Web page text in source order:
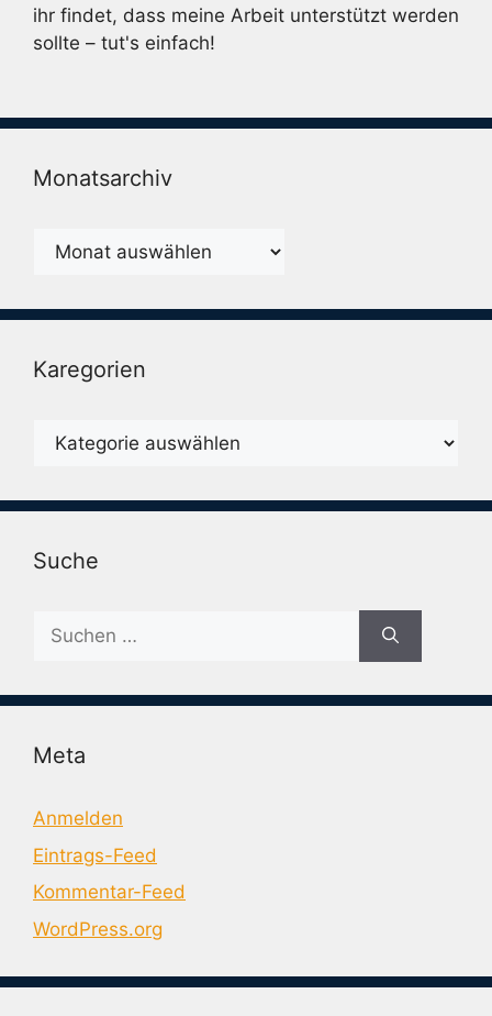
ihr findet, dass meine Arbeit unterstützt werden
sollte – tut's einfach!
Monatsarchiv
Monatsarchiv
Karegorien
Karegorien
Suche
Suche
nach:
Meta
Anmelden
Eintrags-Feed
Kommentar-Feed
WordPress.org